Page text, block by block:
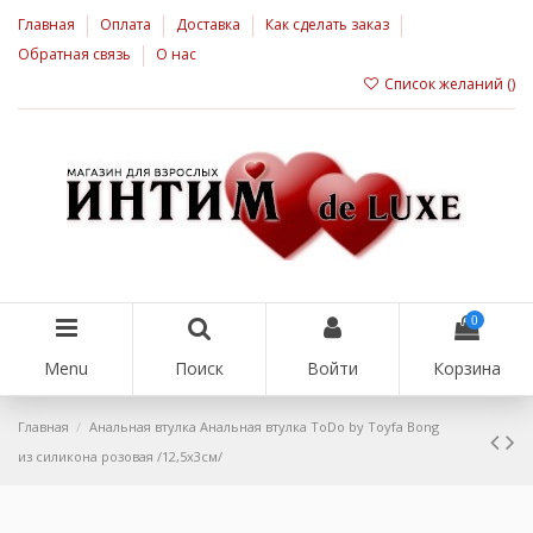
Главная Оплата Доставка
Как сделать заказ
Обратная связь
О нас
Список желаний ()
Menu Поиск Войти
0
Корзина
Главная
Анальная втулка Анальная втулка ToDo by Toyfa Bong
из силикона розовая /12,5х3см/